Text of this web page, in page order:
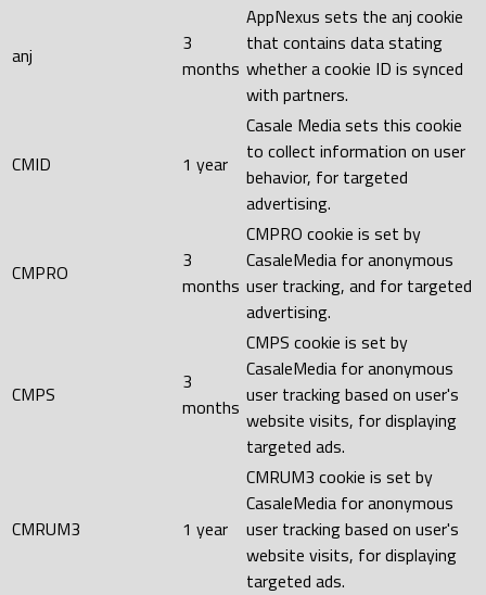
anj
3
months
AppNexus sets the anj cookie
that contains data stating
whether a cookie ID is synced
with partners.
CMID 1 year
Casale Media sets this cookie
to collect information on user
behavior, for targeted
advertising.
CMPRO
3
months
CMPRO cookie is set by
CasaleMedia for anonymous
user tracking, and for targeted
advertising.
CMPS
3
months
CMPS cookie is set by
CasaleMedia for anonymous
user tracking based on user's
website visits, for displaying
targeted ads.
CMRUM3 1 year
CMRUM3 cookie is set by
CasaleMedia for anonymous
user tracking based on user's
website visits, for displaying
targeted ads.